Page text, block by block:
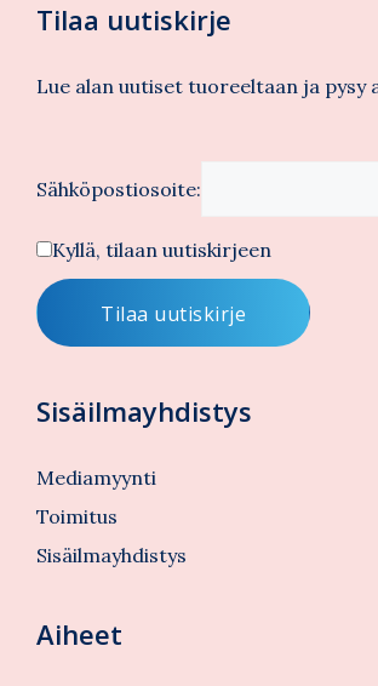
Tilaa uutiskirje
Lue alan uutiset tuoreeltaan ja pysy
Sähköpostiosoite:
Kyllä, tilaan uutiskirjeen
Sisäilmayhdistys
Mediamyynti
Toimitus
Sisäilmayhdistys
Aiheet